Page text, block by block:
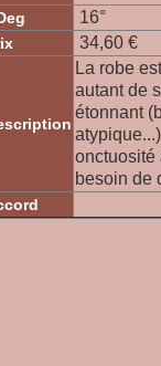
16°
34,60 €
La robe
autant de
étonnant
onctuosité
besoin de